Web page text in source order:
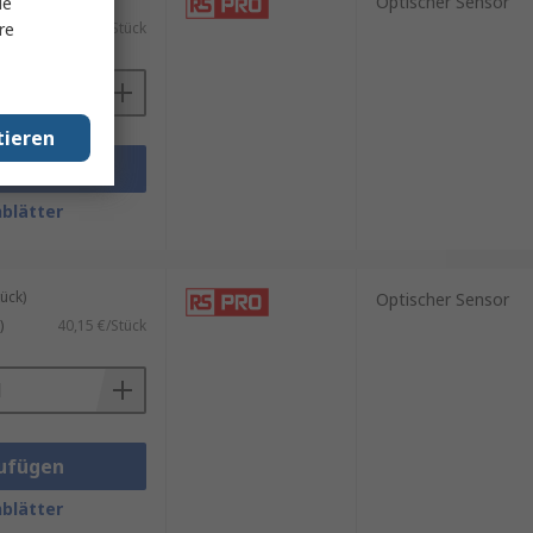
19,74 €/Stück
40,15 €/Stück
Optischer Sensor